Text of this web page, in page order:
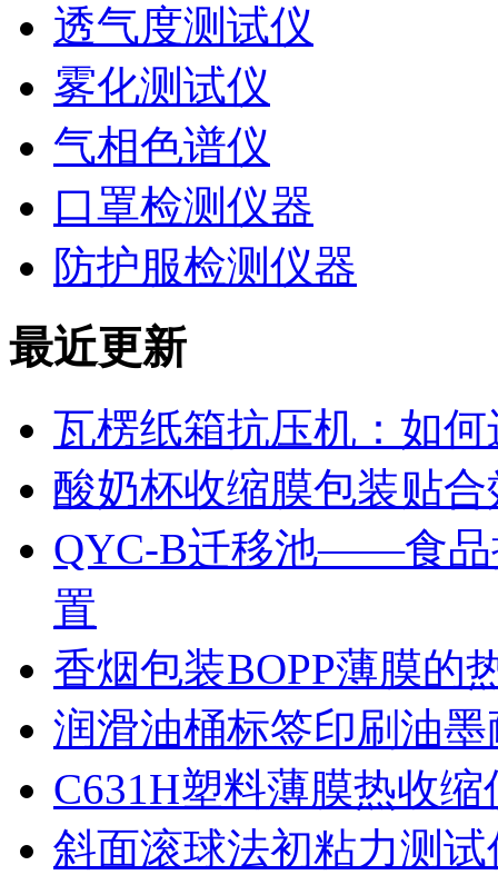
透气度测试仪
雾化测试仪
气相色谱仪
口罩检测仪器
防护服检测仪器
最近更新
瓦楞纸箱抗压机：如
酸奶杯收缩膜包装贴
QYC-B迁移池——食品
置
香烟包装BOPP薄膜的
润滑油桶标签印刷油
C631H塑料薄膜热收
斜面滚球法初粘力测